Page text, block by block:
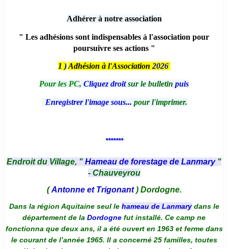
Adhérer à notre association
" Les adhésions sont indispensables à l'association pour
poursuivre ses actions "
1 ) Adhésion à l'Association 2026
Pour les PC, Cliquez droitsur le bulletin puis
Enregistrer l'image sous... pour l'imprimer.
*******
Endroit du Village, " Hameau de forestage de Lanmary "
- Chauveyrou
(Antonne et Trigonant) Dordogne.
Dans la région Aquitaine seul le hameau de Lanmarydans le
département de la Dordogne fut installé. Ce camp ne
fonctionna que deux ans, il a été ouvert en 1963 et ferme dans
le courant de l’année 1965. Il a concerné 25 familles, toutes